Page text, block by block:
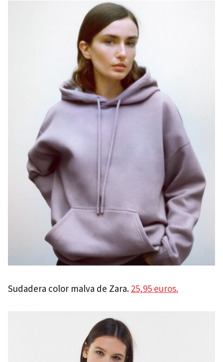
Sudadera color malva de Zara. 25,95 euros.